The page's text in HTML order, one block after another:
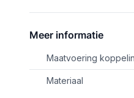
Meer informatie
Maatvoering
Materiaal